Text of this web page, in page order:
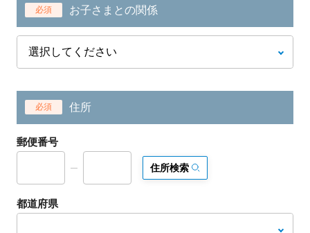
必須 お子さまとの関係
必須 住所
郵便番号
住所検索
都道府県